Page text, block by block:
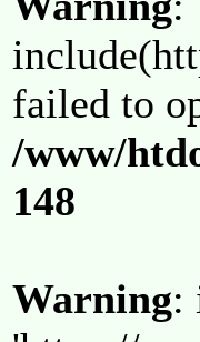
failed to
/www/
148
Warning: